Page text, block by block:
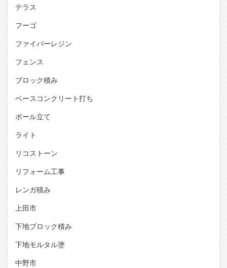
テラス
フーゴ
ファイバーレジン
フェンス
ブロック積み
ベースコンクリート打ち
ポール立て
ライト
リコストーン
リフォーム工事
レンガ積み
上田市
下地ブロック積み
下地モルタル塗
中野市